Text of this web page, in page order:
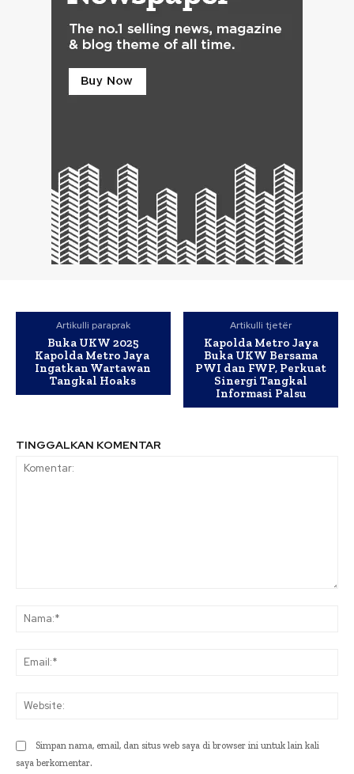
Artikulli paraprak
Buka UKW 2025
Kapolda Metro Jaya
Ingatkan Wartawan
Tangkal Hoaks
Artikulli tjetër
Kapolda Metro Jaya
Buka UKW Bersama
PWI dan FWP, Perkuat
Sinergi Tangkal
Informasi Palsu
TINGGALKAN KOMENTAR
Simpan nama, email, dan situs web saya di browser ini untuk lain kali
saya berkomentar.